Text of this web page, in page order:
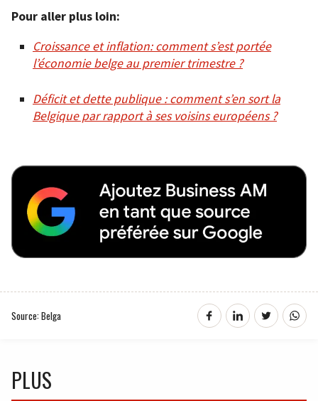
Pour aller plus loin:
Croissance et inflation: comment s’est portée
l’économie belge au premier trimestre ?
Déficit et dette publique : comment s’en sort la
Belgique par rapport à ses voisins européens ?
Source: Belga
PLUS